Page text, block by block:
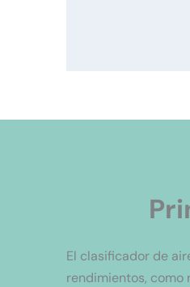
El clasificador de
rendimientos, como